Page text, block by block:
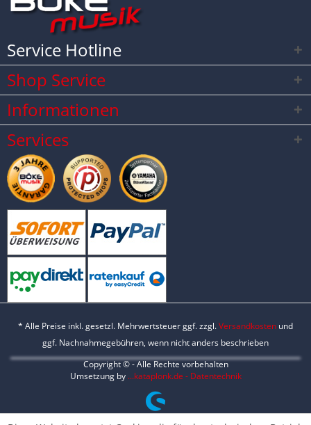
Service Hotline
Shop Service
Informationen
Services
* Alle Preise inkl. gesetzl. Mehrwertsteuer ggf. zzgl.Versandkosten und
ggf. Nachnahmegebühren, wenn nicht anders beschrieben
Copyright © - Alle Rechte vorbehalten
Umsetzung by ...kataplonk.de - Datentechnik